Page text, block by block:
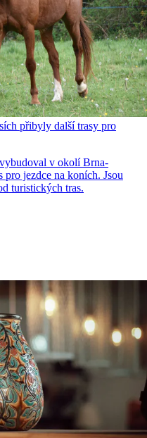
přibyly další trasy pro
v okolí Brna-
jezdce na koních. Jsou
turistických tras.